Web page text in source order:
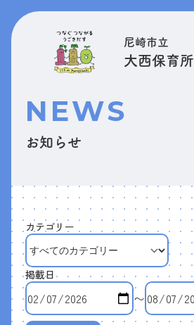
尼崎市立
大西保育所
NEWS
お知らせ
カテゴリー
掲載日
〜